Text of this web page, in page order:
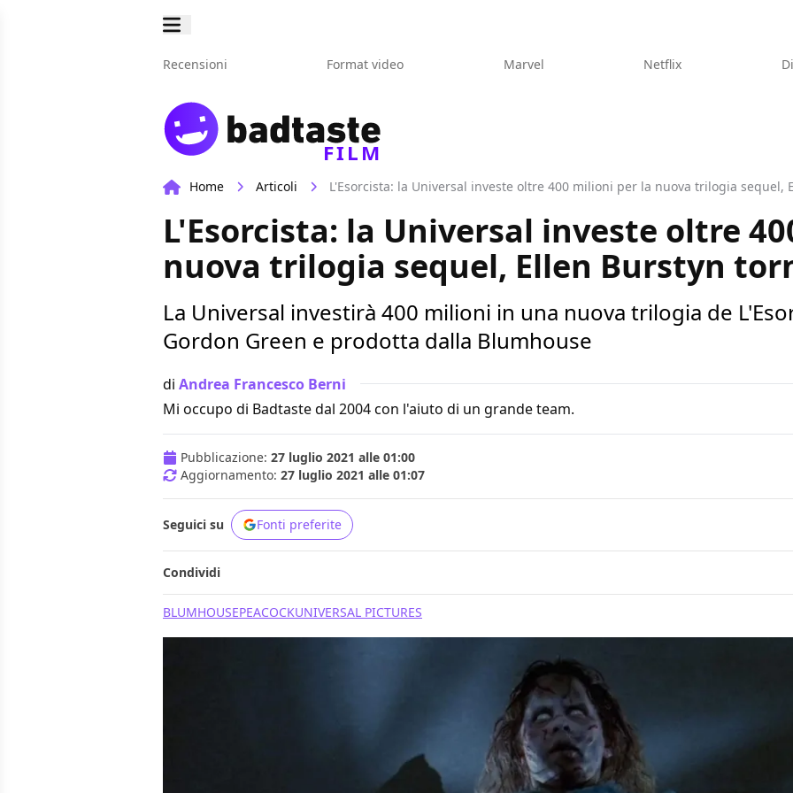
Recensioni Format video Marvel Netflix
FILM
Home Articoli L'Esorcista: la Universal investe oltre 400 milioni per la nuova trilogia sequel,
L'Esorcista: la Universal investe oltre
nuova trilogia sequel, Ellen Burstyn
La Universal investirà 400 milioni in una nuova trilogia de
Gordon Green e prodotta dalla Blumhouse
di Andrea Francesco Berni
Mi occupo di Badtaste dal 2004 con l'aiuto di un grande team.
Pubblicazione: 27 luglio 2021 alle 01:00
Aggiornamento: 27 luglio 2021 alle 01:07
Seguici su Fonti preferite
Condividi
BLUMHOUSEPEACOCKUNIVERSAL PICTURES